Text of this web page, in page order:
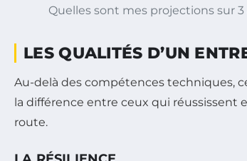
Quelles sont mes projections sur 3
LES QUALITÉS D’UN
Au-delà des compétences techniques,
la différence entre ceux qui réussissent
route.